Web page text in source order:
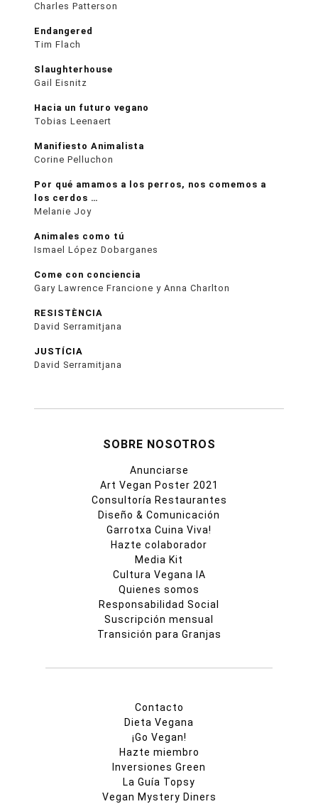
Charles Patterson
Endangered
Tim Flach
Slaughterhouse
Gail Eisnitz
Hacia un futuro vegano
Tobias Leenaert
Manifiesto Animalista
Corine Pelluchon
Por qué amamos a los perros, nos comemos a
los cerdos …
Melanie Joy
Animales como tú
Ismael López Dobarganes
Come con conciencia
Gary Lawrence Francione y Anna Charlton
RESISTÈNCIA
David Serramitjana
JUSTÍCIA
David Serramitjana
SOBRE NOSOTROS
Anunciarse
Art Vegan Poster 2021
Consultoría Restaurantes
Diseño & Comunicación
Garrotxa Cuina Viva!
Hazte colaborador
Media Kit
Cultura Vegana IA
Quienes somos
Responsabilidad Social
Suscripción mensual
Transición para Granjas
Contacto
Dieta Vegana
¡Go Vegan!
Hazte miembro
Inversiones Green
La Guía Topsy
Vegan Mystery Diners